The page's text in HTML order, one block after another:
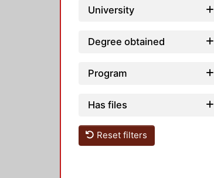
University
Degree obtained
Program
Has files
Reset filters